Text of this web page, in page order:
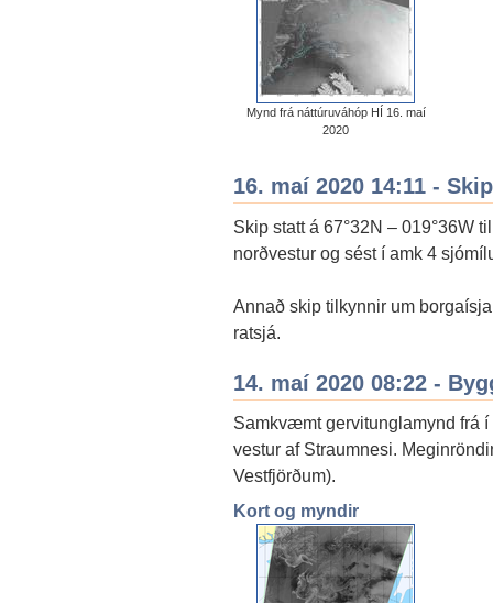
Mynd frá náttúruváhóp HÍ 16. maí
2020
16. maí 2020 14:11 - Skip
Skip statt á 67°32N – 019°36W
norðvestur og sést í amk 4
Annað skip tilkynnir um
ratsjá.
14. maí 2020 08:22 -
Samkvæmt gervitunglamynd frá
vestur af Straumnesi.
Vestfjörðum).
Kort og myndir